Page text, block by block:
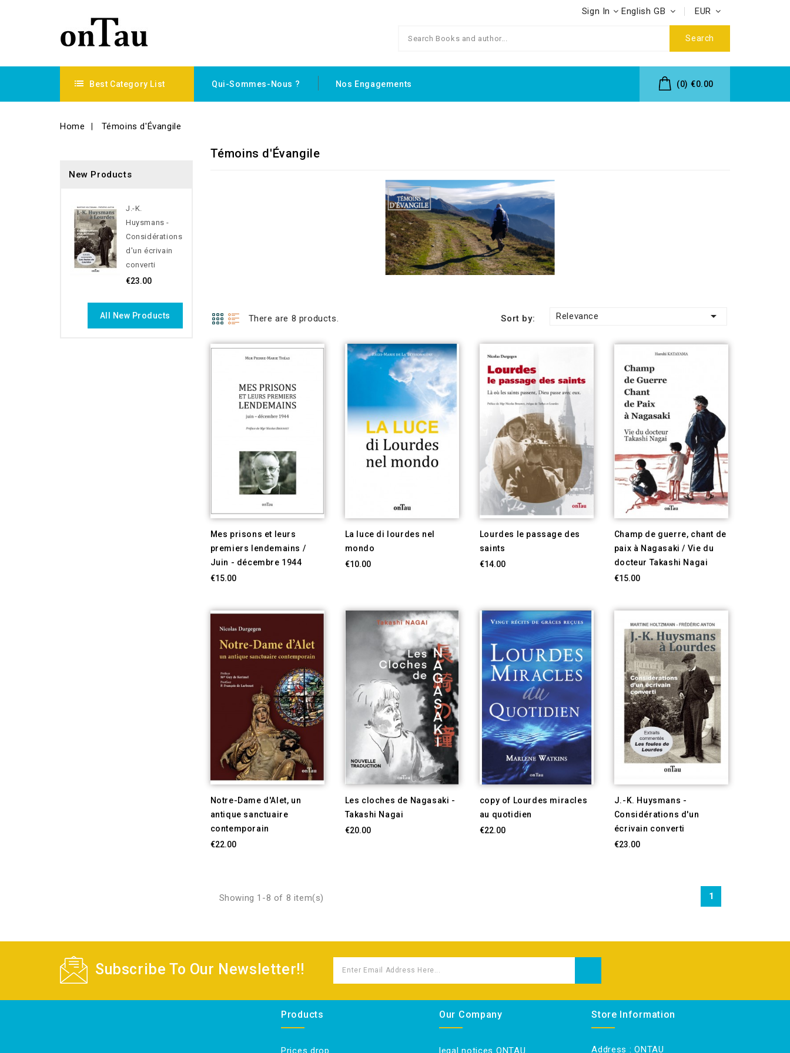
Sign In English GB EUR
Search
Best Category List (0) €0.00
Qui-Sommes-Nous ? Nos Engagements
Home Témoins d'Évangile
New Products
J.-K.
Huysmans -
Considérations
d'un écrivain
converti
€23.00
All New Products
Témoins d'Évangile
There are 8 products. Sort by: Relevance 
Mes prisons et leurs
premiers lendemains /
Juin - décembre 1944
€15.00
La luce di lourdes nel
mondo
€10.00
Lourdes le passage des
saints
€14.00
Champ de guerre, chant de
paix à Nagasaki / Vie du
docteur Takashi Nagai
€15.00
Notre-Dame d'Alet, un
antique sanctuaire
contemporain
€22.00
Les cloches de Nagasaki -
Takashi Nagai
€20.00
copy of Lourdes miracles
au quotidien
€22.00
J.-K. Huysmans -
Considérations d'un
écrivain converti
€23.00
Showing 1-8 of 8 item(s) 1
Subscribe To Our Newsletter!!
Products
Prices drop
Our Company
legal notices ONTAU
Store Information
Address :ONTAU